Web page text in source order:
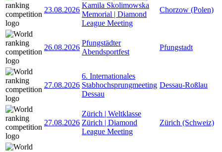
23.08.2026
Kamila Skolimowska
Memorial | Diamond
League Meeting
Chorzow (Polen)
26.08.2026
Pfungstädter
Abendsportfest
Pfungstadt
27.08.2026
6. Internationales
Stabhochsprungmeeting
Dessau
Dessau-Roßlau
27.08.2026
Zürich | Weltklasse
Zürich | Diamond
League Meeting
Zürich (Schweiz)